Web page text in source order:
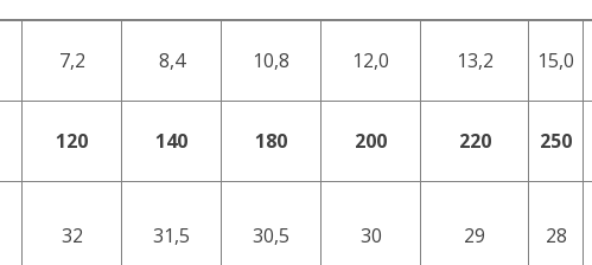
7,2 8,4 10,8 12,0 13,2 15,0
120 140 180 200 220 250
32 31,5 30,5 30 29 28